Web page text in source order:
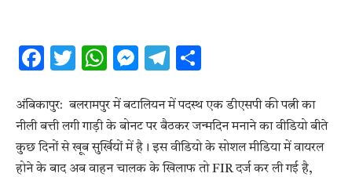
Facebook
Twitter
WhatsApp
Messenger
Telegram
अंबिकापुर: बलरामपुर में बटालियन में पदस्थ एक डीएसपी की पत्नी का
नीली बत्ती लगी गाड़ी के बोनट पर बैठकर जन्मदिन मनाने का वीडियो बीते
कुछ दिनों से खूब सुर्खियों में है। इस वीडियो के सोशल मीडिया में वायरल
होने के बाद अब वाहन चालक के खिलाफ तो FIR दर्ज कर ली गई है,